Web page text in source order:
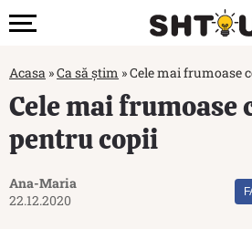
Acasa »Ca să știm »Cele mai frumoase
Cele mai frumoase
pentru copii
Ana-Maria
22.12.2020